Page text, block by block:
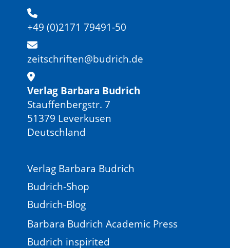
+49 (0)2171 79491-50
zeitschriften@budrich.de
Verlag Barbara Budrich
Stauffenbergstr. 7
51379 Leverkusen
Deutschland
Verlag Barbara Budrich
Budrich-Shop
Budrich-Blog
Barbara Budrich Academic Press
Budrich inspirited